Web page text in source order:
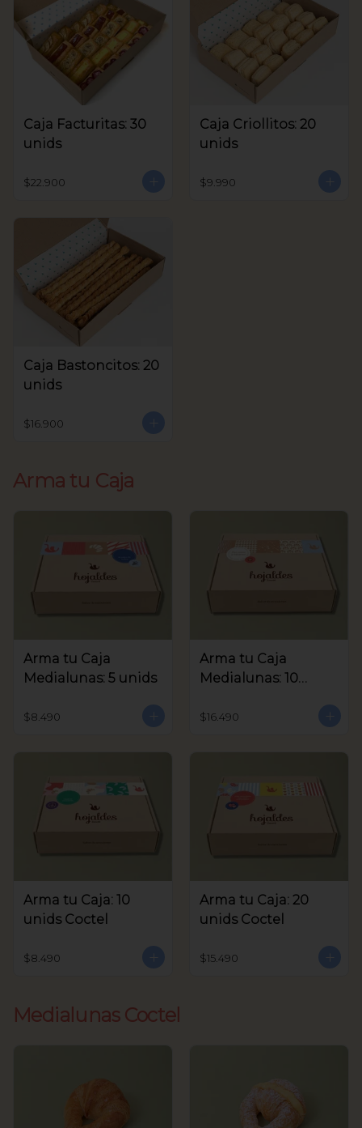
Caja Facturitas: 30
unids
$22.900
Caja Criollitos: 20
unids
$9.990
Caja Bastoncitos: 20
unids
$16.900
Arma tu Caja
Arma tu Caja
Medialunas: 5 unids
$8.490
Arma tu Caja
Medialunas: 10
$16.490
Arma tu Caja: 10
unids Coctel
$8.490
Arma tu Caja: 20
unids Coctel
$15.490
Medialunas Coctel